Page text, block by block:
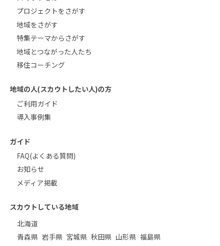
プロジェクトをさがす
地域をさがす
特集テーマからさがす
地域とつながった人たち
移住コーチング
地域の人(スカウトしたい人)の方
ご利用ガイド
導入事例集
ガイド
FAQ(よくある質問)
お知らせ
メディア掲載
スカウトしている地域
北海道
青森県 岩手県 宮城県 秋田県 山形県 福島県